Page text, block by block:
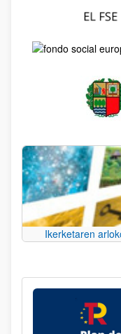
Ikerketaren